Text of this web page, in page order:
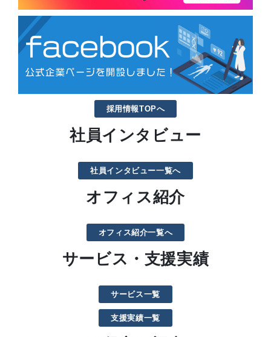
採用情報TOPへ
社員インタビュー
社員インタビュー一覧へ
オフィス紹介
オフィス紹介一覧へ
サービス・支援実績
サービス一覧
支援実績一覧